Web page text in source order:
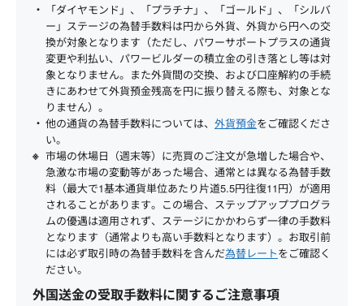
「ダイヤモンド」、「プラチナ」、「ゴールド」、「シルバ
ー」ステージの為替手数料は円から外貨、外貨から円への交
換が対象となります（ただし、パワーサポートプラスの通貨
変更や利払い、パワービルダーの積立金の引き落とし等は対
象となりません。また外貨間の交換、および口座解約の手続
きにあわせて外貨預金残高を円に振り替える際も、対象とな
りません）。
他の通貨の為替手数料については、 外貨預金をご確認くださ
い。
市場の休場日（週末等）に売買のご注文が急増した場合や、
急激な市場の変動等があった場合、通常とは異なる為替手数
料（最大で1基本通貨単位あたり片道5.5円往復11円）が適用
されることがあります。この場合、ステップアッププログラ
ムの優遇は適用されず、ステージにかかわらず一律の手数料
となります（通常よりも高い手数料となります）。お取引前
には必ず取引時の為替手数料を含んだ為替レートをご確認く
ださい。
外国送金の受取手数料に関するご注意事項